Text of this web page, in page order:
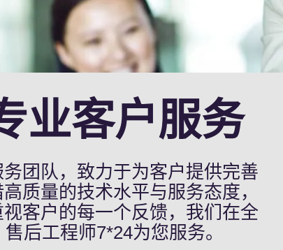
业客户服务
团队，致力于为客户提供完善
质量的技术水平与服务态度，
客户的每一个反馈，我们在全
后工程师7*24为您服务。